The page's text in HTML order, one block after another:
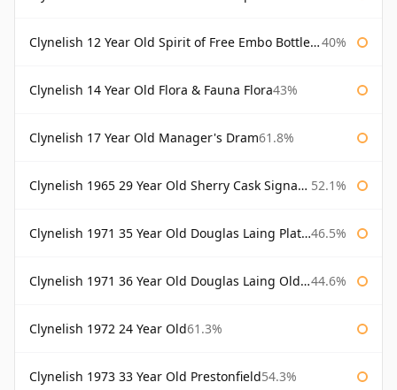
Clynelish 12 Year Old Spirit of Free Embo Bottled 1988 40%
Clynelish 14 Year Old Flora & Fauna Flora43%
Clynelish 17 Year Old Manager's Dram61.8%
Clynelish 1965 29 Year Old Sherry Cask Signatory 52.1%
Clynelish 1971 35 Year Old Douglas Laing Platinum Selection 46.5%
Clynelish 1971 36 Year Old Douglas Laing Old Malt Cask 44.6%
Clynelish 1972 24 Year Old61.3%
Clynelish 1973 33 Year Old Prestonfield54.3%